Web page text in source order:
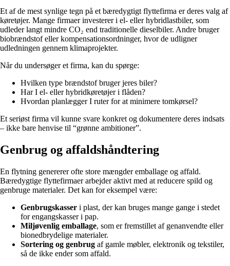
Et af de mest synlige tegn på et bæredygtigt flyttefirma er deres valg af
køretøjer. Mange firmaer investerer i el- eller hybridlastbiler, som
udleder langt mindre CO₂ end traditionelle dieselbiler. Andre bruger
biobrændstof eller kompensationsordninger, hvor de udligner
udledningen gennem klimaprojekter.
Når du undersøger et firma, kan du spørge:
Hvilken type brændstof bruger jeres biler?
Har I el- eller hybridkøretøjer i flåden?
Hvordan planlægger I ruter for at minimere tomkørsel?
Et seriøst firma vil kunne svare konkret og dokumentere deres indsats
– ikke bare henvise til “grønne ambitioner”.
Genbrug og affaldshåndtering
En flytning genererer ofte store mængder emballage og affald.
Bæredygtige flyttefirmaer arbejder aktivt med at reducere spild og
genbruge materialer. Det kan for eksempel være:
Genbrugskasser i plast, der kan bruges mange gange i stedet
for engangskasser i pap.
Miljøvenlig emballage, som er fremstillet af genanvendte eller
bionedbrydelige materialer.
Sortering og genbrug af gamle møbler, elektronik og tekstiler,
så de ikke ender som affald.